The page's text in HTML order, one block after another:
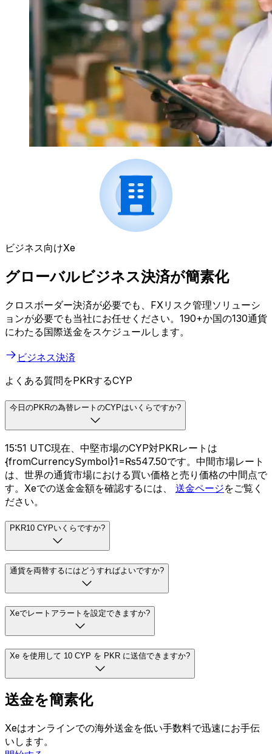
ビジネス向けXe
グローバルビジネス決済が簡素化
クロスボーダー決済が必要でも、FXリスク管理ソリューシ
ョンが必要でも当社にお任せください。190+か国の130通貨
にわたる国際送金をスケジュールします。
ビジネス決済
よくある質問をPKRするCYP
今日のPKRの為替レートのCYPはいくらですか?
15:51 UTC現在、中堅市場のCYP対PKRレートは
{fromCurrencySymbol}1=₨547.50です。中間市場レート
は、世界の通貨市場における買い価格と売り価格の中間点で
す。Xeでの送金金額を確認するには、 送金ページをご覧く
ださい。
PKR10 CYPいくらですか?
通貨を両替するにはどうすればよいですか?
Xeでレートアラートを設定できますか?
Xe を使用して 10 CYP を PKR に送信できますか?
送金を簡素化
Xeはオンラインでの海外送金を低い手数料で迅速にお手伝
いします。